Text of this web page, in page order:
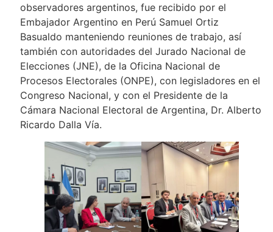
observadores argentinos, fue recibido por el
Embajador Argentino en Perú Samuel Ortiz
Basualdo manteniendo reuniones de trabajo, así
también con autoridades del Jurado Nacional de
Elecciones (JNE), de la Oficina Nacional de
Procesos Electorales (ONPE), con legisladores en el
Congreso Nacional, y con el Presidente de la
Cámara Nacional Electoral de Argentina, Dr. Alberto
Ricardo Dalla Vía.